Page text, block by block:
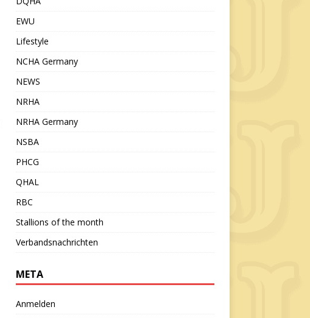
EWU
Lifestyle
NCHA Germany
NEWS
NRHA
NRHA Germany
NSBA
PHCG
QHAL
RBC
Stallions of the month
Verbandsnachrichten
META
Anmelden